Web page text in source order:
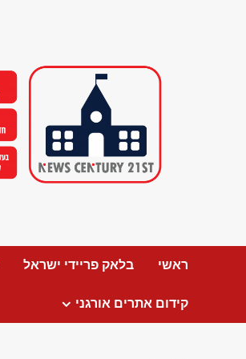
ראשי בלאק פריידי ישראל
קידום אתרים אורגני